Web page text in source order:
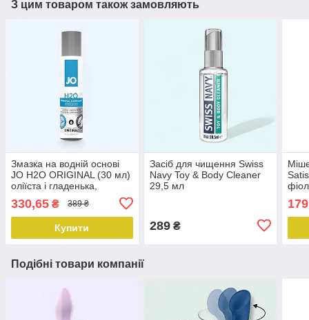
З цим товаром також замовляють
Змазка на водній основі
JO H2O ORIGINAL (30 мл)
оліїста і гладенька,
330,65 ₴ 389 ₴
Купити
Засіб для чищення Swiss
Navy Toy & Body Cleaner
29,5 мл
289₴
Подібні товари компанії